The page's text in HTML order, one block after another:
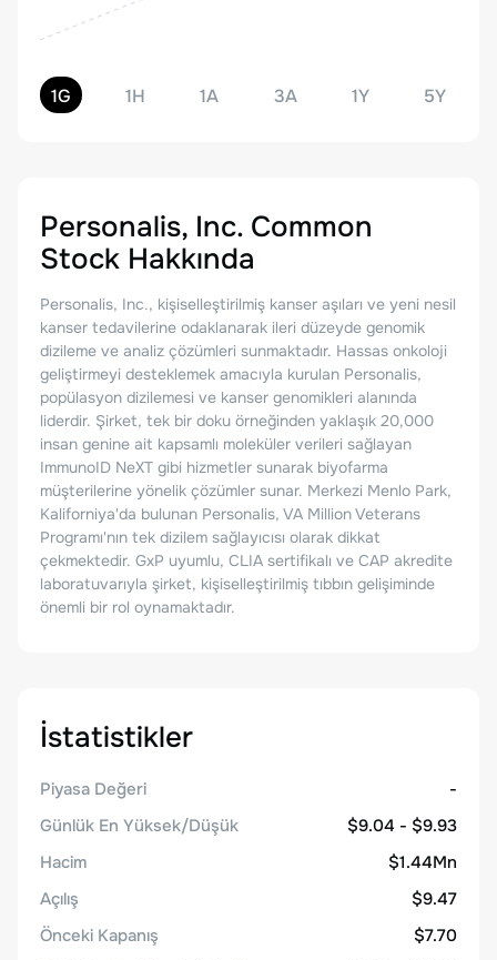
1G 1H 1A 3A 1Y 5Y
Personalis, Inc. Common
Stock Hakkında
Personalis, Inc., kişiselleştirilmiş kanser aşıları ve yeni nesil
kanser tedavilerine odaklanarak ileri düzeyde genomik
dizileme ve analiz çözümleri sunmaktadır. Hassas onkoloji
geliştirmeyi desteklemek amacıyla kurulan Personalis,
popülasyon dizilemesi ve kanser genomikleri alanında
liderdir. Şirket, tek bir doku örneğinden yaklaşık 20,000
insan genine ait kapsamlı moleküler verileri sağlayan
ImmunoID NeXT gibi hizmetler sunarak biyofarma
müşterilerine yönelik çözümler sunar. Merkezi Menlo Park,
Kaliforniya'da bulunan Personalis, VA Million Veterans
Programı'nın tek dizilem sağlayıcısı olarak dikkat
çekmektedir. GxP uyumlu, CLIA sertifikalı ve CAP akredite
laboratuvarıyla şirket, kişiselleştirilmiş tıbbın gelişiminde
önemli bir rol oynamaktadır.
İstatistikler
Piyasa Değeri
-
Günlük En Yüksek/Düşük
$9.04 - $9.93
Hacim
$1.44Mn
Açılış
$9.47
Önceki Kapanış
$7.70